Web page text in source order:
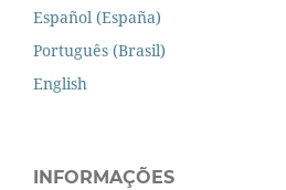
Español (España)
Português (Brasil)
English
INFORMAÇÕES